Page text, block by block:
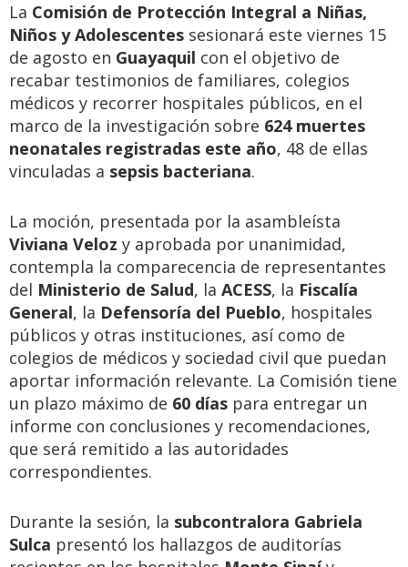
La Comisión de Protección Integral a Niñas,
Niños y Adolescentes sesionará este viernes 15
de agosto en Guayaquil con el objetivo de
recabar testimonios de familiares, colegios
médicos y recorrer hospitales públicos, en el
marco de la investigación sobre 624 muertes
neonatales registradas este año, 48 de ellas
vinculadas a sepsis bacteriana.
La moción, presentada por la asambleísta
Viviana Veloz y aprobada por unanimidad,
contempla la comparecencia de representantes
del Ministerio de Salud, la ACESS, la Fiscalía
General, la Defensoría del Pueblo, hospitales
públicos y otras instituciones, así como de
colegios de médicos y sociedad civil que puedan
aportar información relevante. La Comisión tiene
un plazo máximo de 60 días para entregar un
informe con conclusiones y recomendaciones,
que será remitido a las autoridades
correspondientes.
Durante la sesión, la subcontralora Gabriela
Sulca presentó los hallazgos de auditorías